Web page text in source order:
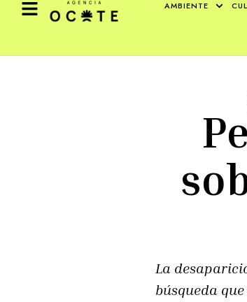
AMBIENTE
La
búsqueda